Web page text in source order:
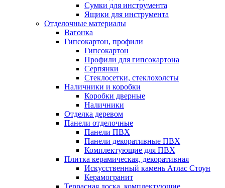
Сумки для инструмента
Ящики для инструмента
Отделочные материалы
Вагонка
Гипсокартон, профили
Гипсокартон
Профили для гипсокартона
Серпянки
Стеклосетки, стеклохолсты
Наличники и коробки
Коробки дверные
Наличники
Отделка деревом
Панели отделочные
Панели ПВХ
Панели декоративные ПВХ
Комплектующие для ПВХ
Плитка керамическая, декоративная
Искусственный камень Атлас Стоун
Керамогранит
Террасная доска, комплектующие